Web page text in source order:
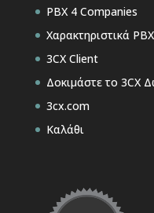
PBX 4 Companies
Χαρακτηριστικά PBX
3CX Client
Δοκιμάστε το 3CX
3cx.com
Καλάθι